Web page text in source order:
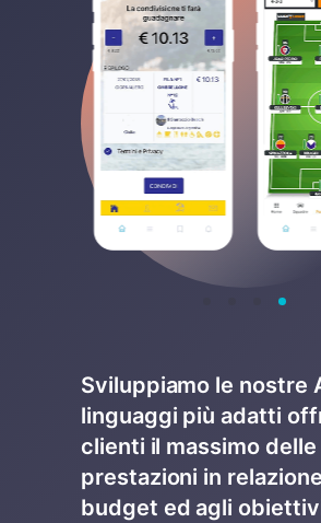
Sviluppiamo le nostre
linguaggi più adatti
clienti il massimo delle
prestazioni in
budget ed agli